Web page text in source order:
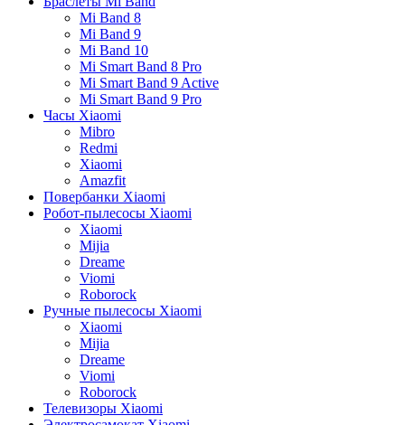
Mi Band 8
Mi Band 9
Mi Band 10
Mi Smart Band 8 Pro
Mi Smart Band 9 Active
Mi Smart Band 9 Pro
Часы Xiaomi
Mibro
Redmi
Xiaomi
Amazfit
Повербанки Xiaomi
Робот-пылесосы Xiaomi
Xiaomi
Mijia
Dreame
Viomi
Roborock
Ручные пылесосы Xiaomi
Xiaomi
Mijia
Dreame
Viomi
Roborock
Телевизоры Xiaomi